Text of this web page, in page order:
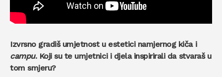
Izvrsno gradiš umjetnost u estetici namjernog kiča i
campu. Koji su te umjetnici i djela inspirirali da stvaraš u
tom smjeru?